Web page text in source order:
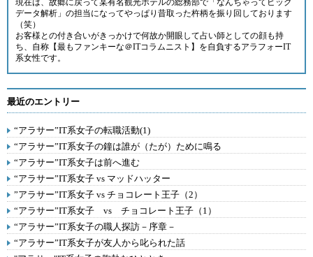
現在は、故郷に戻って某有名観光ホテルの総務部で「なんちゃってビッグ
データ解析」の担当になってやっぱり昔取った杵柄を振り回しております
（笑）
お客様との付き合いがきっかけで何故か開眼して占い師としての顔も持
ち、自称【最もファンキーな＠ITコラムニスト】を自負するアラフォーIT
系女性です。
最近のエントリー
“アラサー”IT系女子の転職活動(1)
“アラサー”IT系女子の鐘は誰が（たが）ために鳴る
“アラサー”IT系女子は前へ進む
“アラサー”IT系女子 vs マッドハッター
”アラサー”IT系女子 vs チョコレート王子（2）
“アラサー”IT系女子 vs チョコレート王子（1）
“アラサー”IT系女子の職人探訪－序章－
“アラサー”IT系女子が友人から叱られた話